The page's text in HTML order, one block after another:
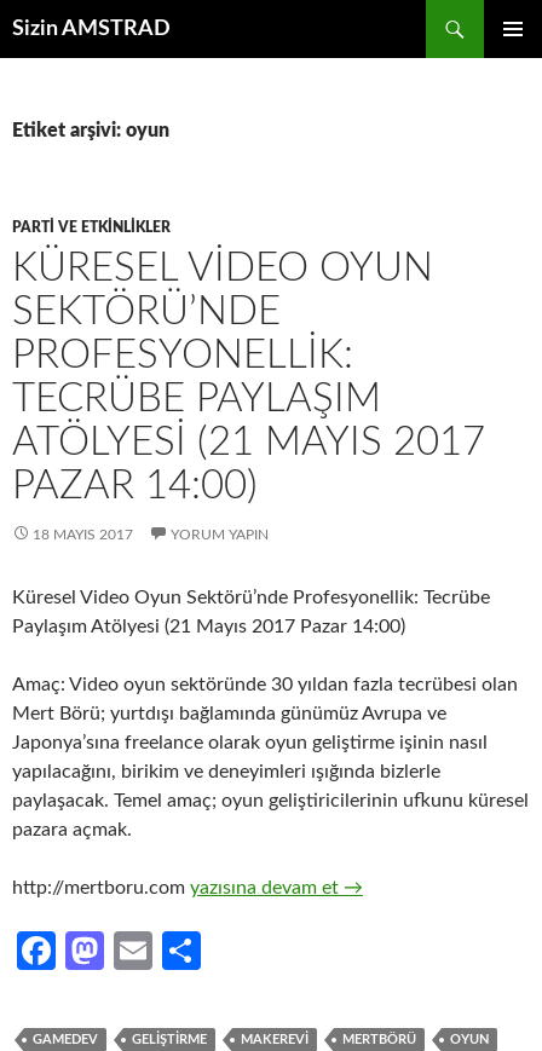
Sizin AMSTRAD
Etiket arşivi: oyun
PARTI VE ETKINLIKLER
KÜRESEL VIDEO OYUN
SEKTÖRÜ’NDE
PROFESYONELLIK:
TECRÜBE PAYLAŞIM
ATÖLYESI (21 MAYIS 2017
PAZAR 14:00)
18 MAYIS 2017 YORUM YAPIN
Küresel Video Oyun Sektörü’nde Profesyonellik: Tecrübe
Paylaşım Atölyesi (21 Mayıs 2017 Pazar 14:00)
Amaç: Video oyun sektöründe 30 yıldan fazla tecrübesi olan
Mert Börü; yurtdışı bağlamında günümüz Avrupa ve
Japonya’sına freelance olarak oyun geliştirme işinin nasıl
yapılacağını, birikim ve deneyimleri ışığında bizlerle
paylaşacak. Temel amaç; oyun geliştiricilerinin ufkunu küresel
pazara açmak.
http://mertboru.com Küresel Video Oyun Sektörü’nde
yazısına devam et →
Fa
b
M
to
E
ail ar
GAMEDEV GELIŞTIRME MAKEREVI MERTBÖRÜ OYUN